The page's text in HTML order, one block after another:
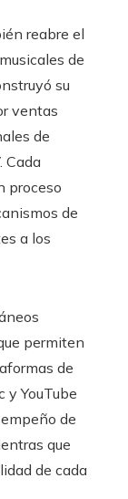
reabre el
de
su
ventas
de
Cada
proceso
de
a los
permiten
de
y YouTube
de
que
de cada